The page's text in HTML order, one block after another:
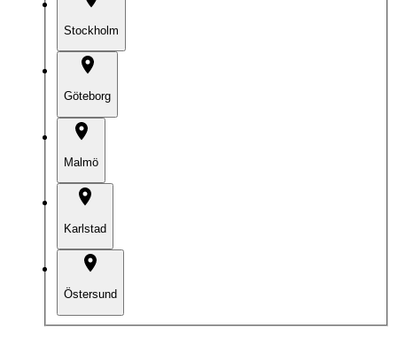
Stockholm
Göteborg
Malmö
Karlstad
Östersund